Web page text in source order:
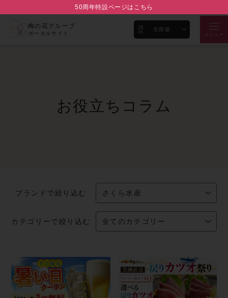
50周年特設ページはこちら
梅の花グループ
ポータルサイト
全国版
メニュー
お役立ちコラム
ブランドで絞り込む
カテゴリーで絞り込む